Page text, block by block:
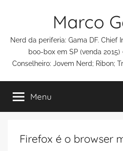
conteúdo
Marco
Nerd da periferia: Gama DF. Chief
boo-box em SP (venda 2015)
Conselheiro: Jovem Nerd; Ribon;
Menu
Firefox é o browser